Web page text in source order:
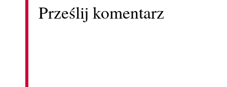
Prześlij komentarz